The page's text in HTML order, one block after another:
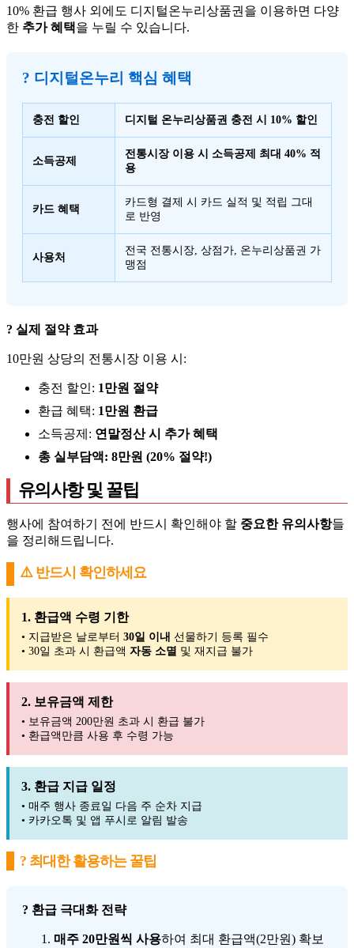
10% 환급 행사 외에도 디지털온누리상품권을 이용하면 다양
한 추가 혜택을 누릴 수 있습니다.
? 디지털온누리 핵심 혜택
충전 할인 디지털 온누리상품권 충전 시 10% 할인
소득공제
전통시장 이용 시 소득공제 최대 40% 적
용
카드 혜택
카드형 결제 시 카드 실적 및 적립 그대
로 반영
사용처
전국 전통시장, 상점가, 온누리상품권 가
맹점
? 실제 절약 효과
10만원 상당의 전통시장 이용 시:
충전 할인: 1만원 절약
환급 혜택: 1만원 환급
소득공제: 연말정산 시 추가 혜택
총 실부담액: 8만원 (20% 절약!)
유의사항 및 꿀팁
행사에 참여하기 전에 반드시 확인해야 할 중요한 유의사항들
을 정리해드립니다.
⚠️ 반드시 확인하세요
1. 환급액 수령 기한
• 지급받은 날로부터 30일 이내 선물하기 등록 필수
• 30일 초과 시 환급액 자동 소멸 및 재지급 불가
2. 보유금액 제한
• 보유금액 200만원 초과 시 환급 불가
• 환급액만큼 사용 후 수령 가능
3. 환급 지급 일정
• 매주 행사 종료일 다음 주 순차 지급
• 카카오톡 및 앱 푸시로 알림 발송
? 최대한 활용하는 꿀팁
? 환급 극대화 전략
매주 20만원씩 사용하여 최대 환급액(2만원) 확보